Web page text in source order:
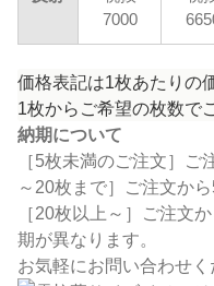
7000
価格表記は1枚あたりの
1枚からご希望の枚数で
納期について
［5枚未満のご注文］
～20枚まで］ご注文か
［20枚以上～］ご注文
期が異なります。
お気軽にお問い合わせ